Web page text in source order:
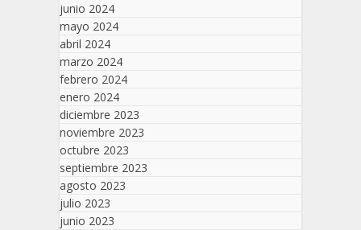
junio 2024
mayo 2024
abril 2024
marzo 2024
febrero 2024
enero 2024
diciembre 2023
noviembre 2023
octubre 2023
septiembre 2023
agosto 2023
julio 2023
junio 2023